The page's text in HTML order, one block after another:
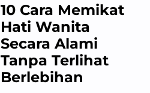
10 Cara Memikat
Hati Wanita
Secara Alami
Tanpa Terlihat
Berlebihan